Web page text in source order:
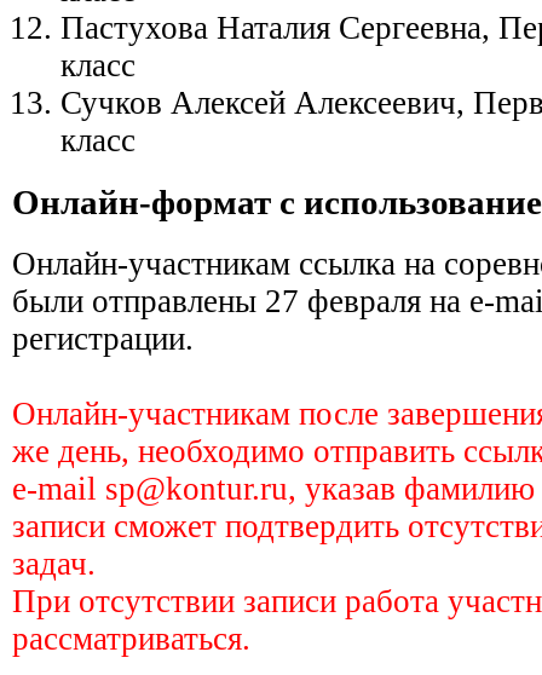
Пастухова Наталия Сергеевна,
класс
Сучков Алексей Алексеевич,
класс
Онлайн-формат с
Онлайн-участникам ссылка на
были отправлены 27 февраля на e-
регистрации.
Онлайн-участникам после
же день, необходимо отправить
e-mail sp@kontur.ru, указав фамилию
записи сможет подтвердить
задач.
При отсутствии записи работа
рассматриваться.